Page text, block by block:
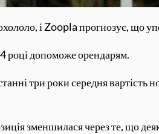
і Zoopla прогнозує, що
році допоможе орендарям.
три роки середня вартість
зменшилася через те, що